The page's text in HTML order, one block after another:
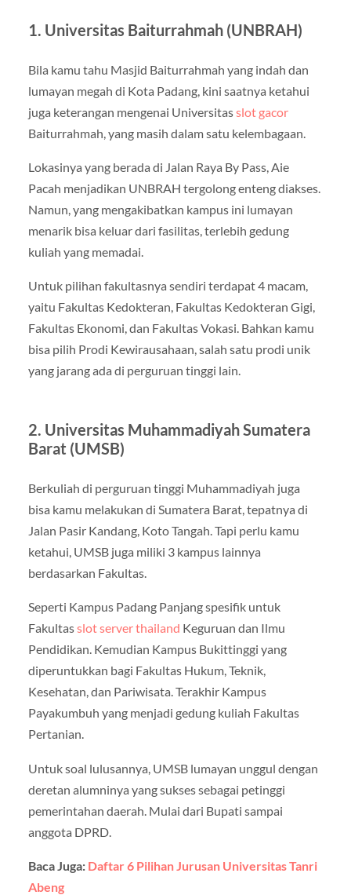
1. Universitas Baiturrahmah (UNBRAH)
Bila kamu tahu Masjid Baiturrahmah yang indah dan
lumayan megah di Kota Padang, kini saatnya ketahui
juga keterangan mengenai Universitasslot gacor
Baiturrahmah, yang masih dalam satu kelembagaan.
Lokasinya yang berada di Jalan Raya By Pass, Aie
Pacah menjadikan UNBRAH tergolong enteng diakses.
Namun, yang mengakibatkan kampus ini lumayan
menarik bisa keluar dari fasilitas, terlebih gedung
kuliah yang memadai.
Untuk pilihan fakultasnya sendiri terdapat 4 macam,
yaitu Fakultas Kedokteran, Fakultas Kedokteran Gigi,
Fakultas Ekonomi, dan Fakultas Vokasi. Bahkan kamu
bisa pilih Prodi Kewirausahaan, salah satu prodi unik
yang jarang ada di perguruan tinggi lain.
2. Universitas Muhammadiyah Sumatera
Barat (UMSB)
Berkuliah di perguruan tinggi Muhammadiyah juga
bisa kamu melakukan di Sumatera Barat, tepatnya di
Jalan Pasir Kandang, Koto Tangah. Tapi perlu kamu
ketahui, UMSB juga miliki 3 kampus lainnya
berdasarkan Fakultas.
Seperti Kampus Padang Panjang spesifik untuk
Fakultasslot server thailand Keguruan dan Ilmu
Pendidikan. Kemudian Kampus Bukittinggi yang
diperuntukkan bagi Fakultas Hukum, Teknik,
Kesehatan, dan Pariwisata. Terakhir Kampus
Payakumbuh yang menjadi gedung kuliah Fakultas
Pertanian.
Untuk soal lulusannya, UMSB lumayan unggul dengan
deretan alumninya yang sukses sebagai petinggi
pemerintahan daerah. Mulai dari Bupati sampai
anggota DPRD.
Baca Juga: Daftar 6 Pilihan Jurusan Universitas Tanri
Abeng